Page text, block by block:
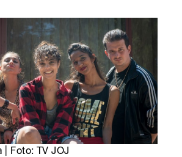
| Foto: TV JOJ